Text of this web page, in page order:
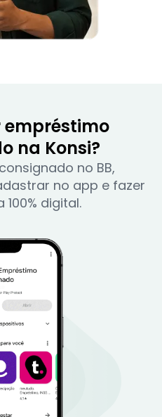
empréstimo
na Konsi?
no BB,
no app e fazer
digital.